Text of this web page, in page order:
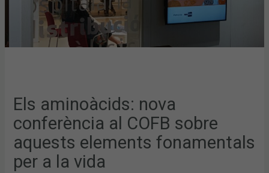
Els aminoàcids: nova
conferència al COFB sobre
aquests elements fonamentals
per a la vida
LA
VIDA